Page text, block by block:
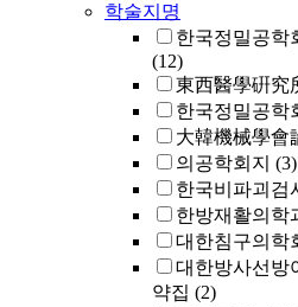
학술지명
한국정밀공학
(12)
東西醫學硏究
한국정밀공학
大韓機械學會
의공학회지 (3)
한국비파괴검
한방재활의학
대한침구의학
대한방사선방
약집 (2)